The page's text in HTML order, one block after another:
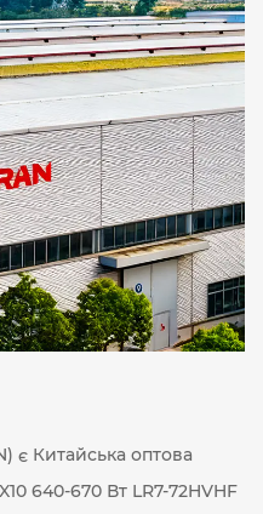
є Китайська оптова
640-670 Вт LR7-72HVHF